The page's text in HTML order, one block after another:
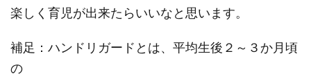
楽しく育児が出来たらいいなと思います。
補足：ハンドリガードとは、平均生後２～３か月頃
の